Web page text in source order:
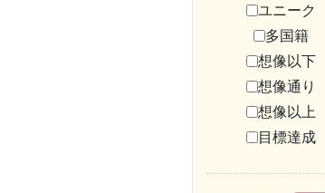
ユニーク
多国籍
想像以下
想像通り
想像以上
目標達成